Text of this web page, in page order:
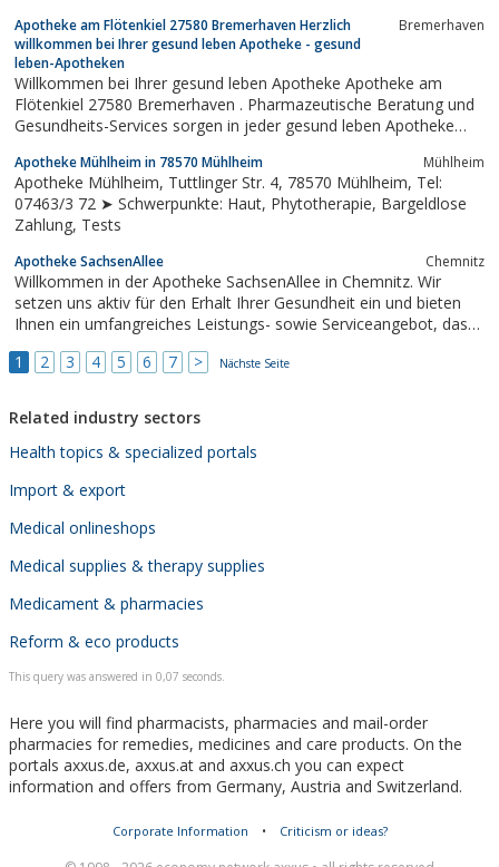
einen Besuch in Ihrer Apotheke freut sichIhr Apotheken-
Team.Nutzen Sie unsere Fachkompetenz!Bei uns...
Apotheke am Flötenkiel 27580 Bremerhaven Herzlich
willkommen bei Ihrer gesund leben Apotheke - gesund
leben-Apotheken
Bremerhaven
Willkommen bei Ihrer gesund leben Apotheke Apotheke am
Flötenkiel 27580 Bremerhaven . Pharmazeutische Beratung und
Gesundheits-Services sorgen in jeder gesund leben Apotheke
Portal bieten wir Ihnen aktuelle Angebote und Gewinnspiele rund
um Ihre Gesundheit. Sie...
Apotheke Mühlheim in 78570 Mühlheim Mühlheim
Apotheke Mühlheim, Tuttlinger Str. 4, 78570 Mühlheim, Tel:
07463/3 72 ➤ Schwerpunkte: Haut, Phytotherapie, Bargeldlose
Zahlung, Tests
Apotheke SachsenAllee Chemnitz
Willkommen in der Apotheke SachsenAllee in Chemnitz. Wir
setzen uns aktiv für den Erhalt Ihrer Gesundheit ein und bieten
Ihnen ein umfangreiches Leistungs- sowie Serviceangebot, das
Wir freuen uns auf Sie!
1 2 3 4 5 6 7 > Nächste Seite
Related industry sectors
Health topics & specialized portals
Import & export
Medical onlineshops
Medical supplies & therapy supplies
Medicament & pharmacies
Reform & eco products
This query was answered in 0,07 seconds.
Here you will find pharmacists, pharmacies and mail-order
pharmacies for remedies, medicines and care products. On the
portals axxus.de, axxus.at and axxus.ch you can expect
information and offers from Germany, Austria and Switzerland.
Corporate Information • Criticism or ideas?